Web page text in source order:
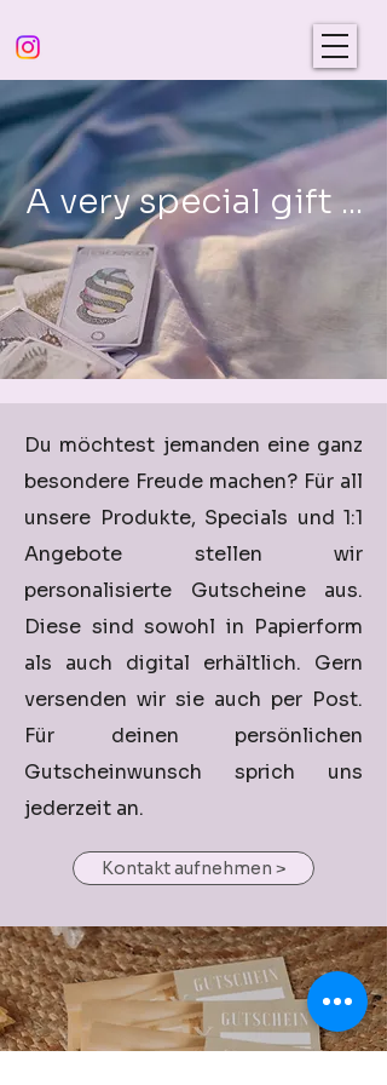
A very special gift ...
Du möchtest jemanden eine ganz
besondere Freude machen? Für all
unsere Produkte, Specials und 1:1
Angebote stellen wir
personalisierte Gutscheine aus.
Diese sind sowohl in Papierform
als auch digital erhältlich. Gern
versenden wir sie auch per Post.
Für deinen persönlichen
Gutscheinwunsch sprich uns
jederzeit an.
Kontakt aufnehmen >